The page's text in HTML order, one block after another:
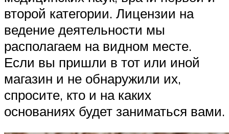
второй категории. Лицензии на
ведение деятельности мы
располагаем на видном месте.
Если вы пришли в тот или иной
магазин и не обнаружили их,
спросите, кто и на каких
основаниях будет заниматься вами.